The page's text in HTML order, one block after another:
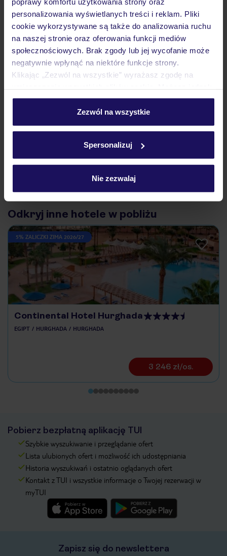
personalizowania wyświetlanych treści i reklam. Pliki
cookie wykorzystywane są także do analizowania ruchu
na naszej stronie oraz oferowania funkcji mediów
społecznościowych. Brak zgody lub jej wycofanie może
negatywnie wpłynąć na niektóre funkcje strony.
Klikając „Zezwól na wszystkie” wyrażasz zgodę na
personalizować swój wybór wchodząc w zakładkę
Szczegółowe informacje o plikach cookie znajdziesz
Zezwól na wszystkie
Spersonalizuj
Nie zezwalaj
Atrakcje
Ważne informacje
Jak zmienić uczestników/osobę zgłaszającą?
pokładowe/bilety lotnicze?
Zobacz więcej
Odkryj inne hotele w pobliżu
5% ZALICZKI ZIMA 2026/27
Continental Hotel Hurghada
EGIPT HURGHADA HURGHADA
3 246 zł/os.
Pobierz bezpłatną aplikację TUI
Szybkie wyszukiwanie i przeglądanie ofert
Lista ulubionych ofert i możliwość ich udostępniania
Historia wyszukiwań i ostatnio oglądanych ofert
Kontakt z TUI i wszystkie informacje o Twojej rezerwacji w
myTUI
Zapisz się do newslettera